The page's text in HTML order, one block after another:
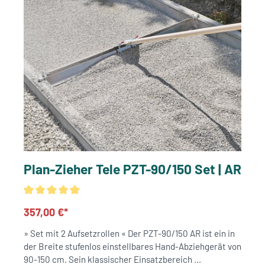
Plan-Zieher Tele PZT-90/150 Set | AR
357,00 €*
» Set mit 2 Aufsetzrollen « Der PZT-90/150 AR ist ein in
der Breite stufenlos einstellbares Hand-Abziehgerät von
90-150 cm. Sein klassischer Einsatzbereich ...